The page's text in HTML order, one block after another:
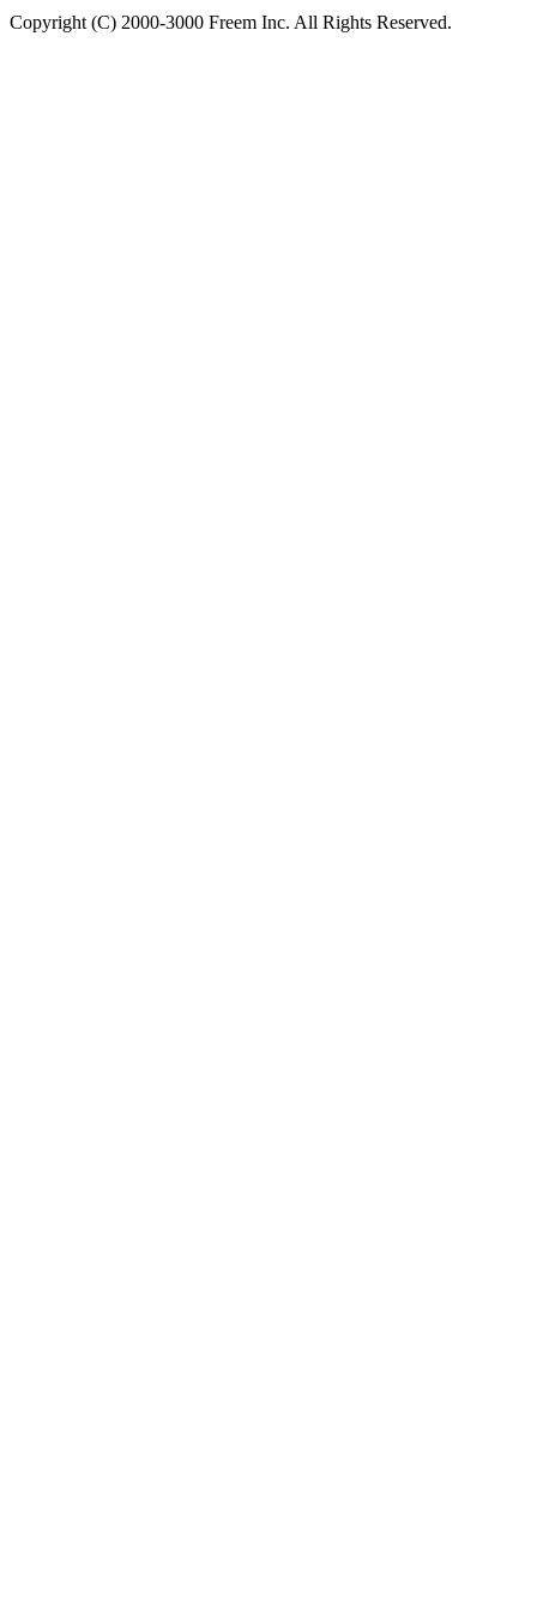
Copyright (C) 2000-3000 Freem Inc. All Rights Reserved.